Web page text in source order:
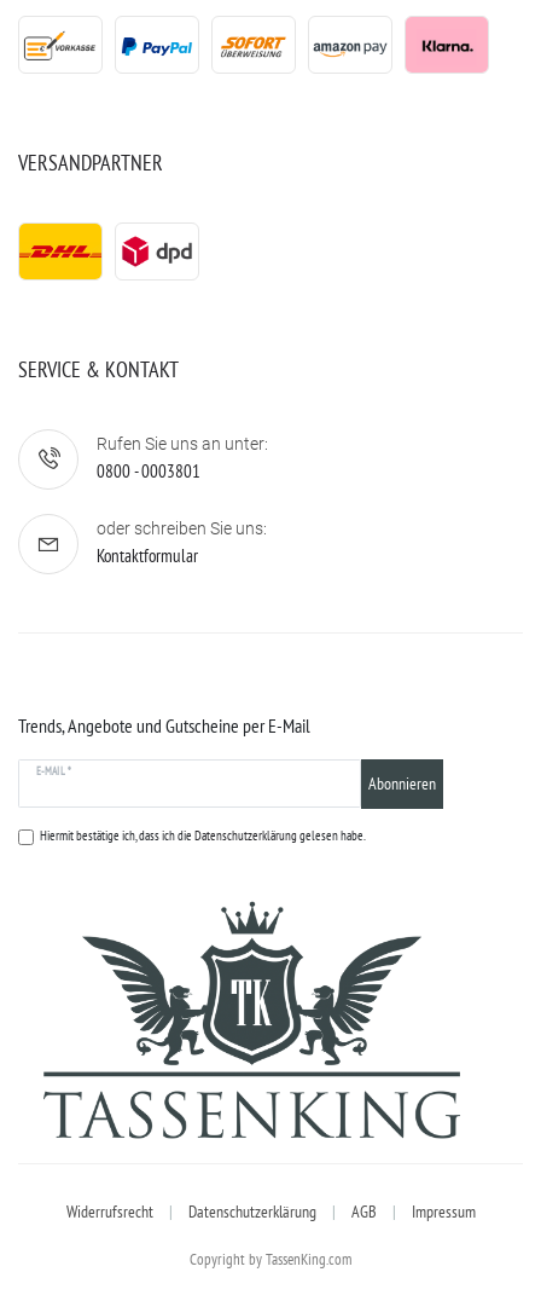
VERSANDPARTNER
SERVICE & KONTAKT
Rufen Sie uns an unter:
0800 - 0003801
oder schreiben Sie uns:
Kontaktformular
Trends, Angebote und Gutscheine per E-Mail
E-MAIL *
Abonnieren
Hiermit bestätige ich, dass ich die Datenschutzerklärunggelesen habe.
Widerrufsrecht | Datenschutzerklärung | AGB | Impressum
Copyright by TassenKing.com